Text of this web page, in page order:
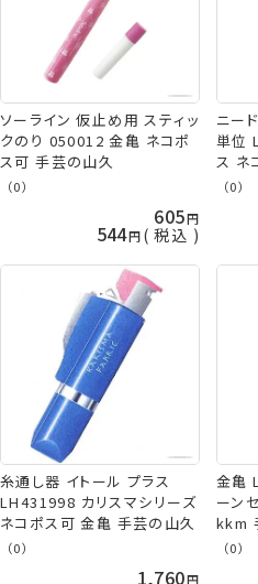
ソーライン 仮止め用 スティッ
クのり 050012 金亀 ネコポ
ス可 手芸の山久
（0）
605
544 税込
ニー
単位
ス ネ
芸の
（0）
糸通し器 イトール プラス
LH431998 カリスマシリーズ
ネコポス可 金亀 手芸の山久
（0）
1,760
金亀
ーン
kkm
（0）